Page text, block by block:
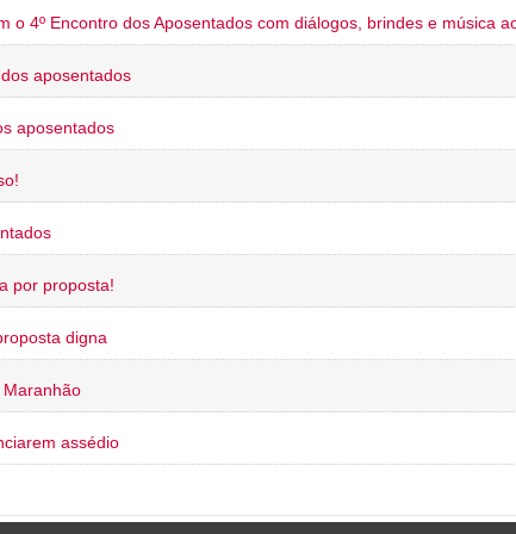
o 4º Encontro dos Aposentados com diálogos, brindes e música
aposentados
aposentados
por proposta!
digna
assédio